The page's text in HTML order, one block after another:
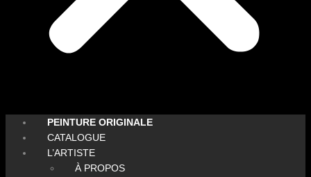
PEINTURE ORIGINALE
CATALOGUE
L’ARTISTE
À PROPOS